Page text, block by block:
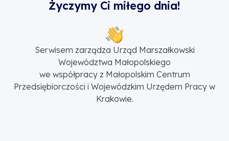
Życzymy Ci miłego dnia!
Serwisem zarządza Urząd Marszałkowski
Województwa Małopolskiego
we współpracy z Małopolskim Centrum
Przedsiębiorczości i Wojewódzkim Urzędem Pracy w
Krakowie.